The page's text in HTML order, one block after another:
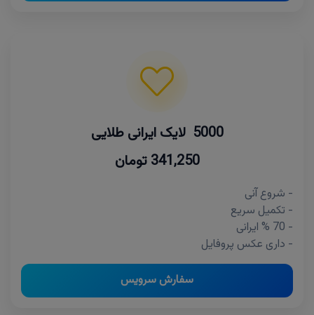
5000 لایک ایرانی طلایی
341,250 تومان
- شروع آنی
- تکمیل سریع
- 70 % ایرانی
- داری عکس پروفایل
سفارش سرویس